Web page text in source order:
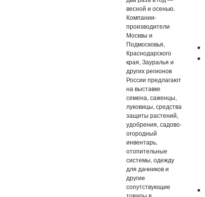
весной и осенью.
Компании-
производители
Москвы и
Подмосковья,
Краснодарского
края, Зауралья и
других регионов
России предлагают
на выставке
семена, саженцы,
луковицы, средства
защиты растений,
удобрения, садово-
огородный
инвентарь,
отопительные
системы, одежду
для дачников и
другие
сопутствующие
товары в